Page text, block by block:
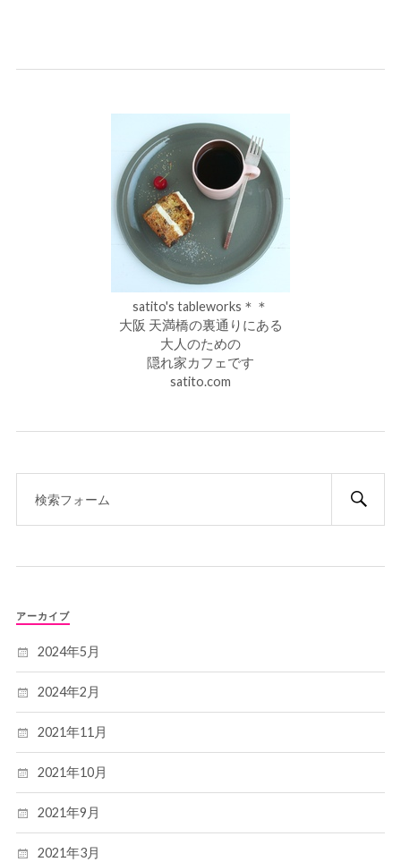
satito's tableworks＊＊
大阪 天満橋の裏通りにある
大人のための
隠れ家カフェです
satito.com
アーカイブ
2024年5月
2024年2月
2021年11月
2021年10月
2021年9月
2021年3月